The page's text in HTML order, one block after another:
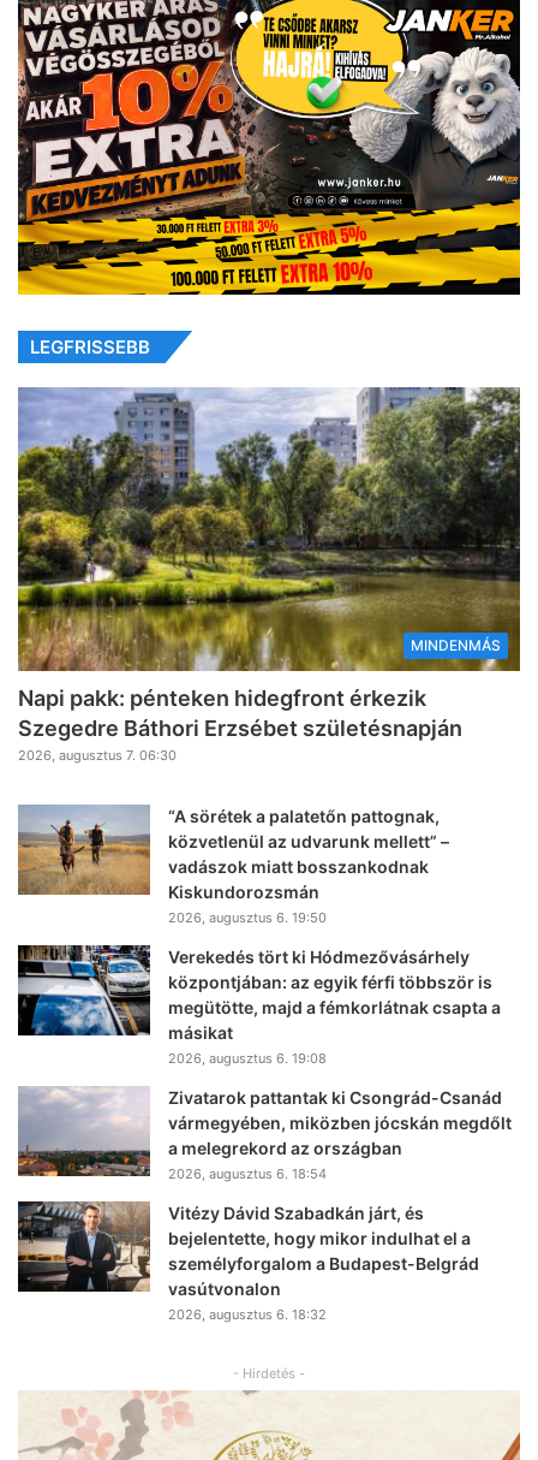
LEGFRISSEBB
MINDENMÁS
Napi pakk: pénteken hidegfront érkezik
Szegedre Báthori Erzsébet születésnapján
2026, augusztus 7. 06:30
“A sörétek a palatetőn pattognak,
közvetlenül az udvarunk mellett” –
vadászok miatt bosszankodnak
Kiskundorozsmán
2026, augusztus 6. 19:50
Verekedés tört ki Hódmezővásárhely
központjában: az egyik férfi többször is
megütötte, majd a fémkorlátnak csapta a
másikat
2026, augusztus 6. 19:08
Zivatarok pattantak ki Csongrád-Csanád
vármegyében, miközben jócskán megdőlt
a melegrekord az országban
2026, augusztus 6. 18:54
Vitézy Dávid Szabadkán járt, és
bejelentette, hogy mikor indulhat el a
személyforgalom a Budapest-Belgrád
vasútvonalon
2026, augusztus 6. 18:32
- Hirdetés -